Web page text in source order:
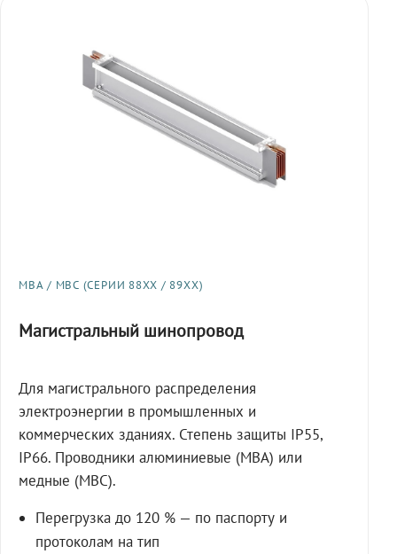
МВА / МВС (СЕРИИ 88XX / 89XX)
Магистральный шинопровод
Для магистрального распределения
электроэнергии в промышленных и
коммерческих зданиях. Степень защиты IP55,
IP66. Проводники алюминиевые (МВА) или
медные (МВС).
Перегрузка до 120 % — по паспорту и
протоколам на тип